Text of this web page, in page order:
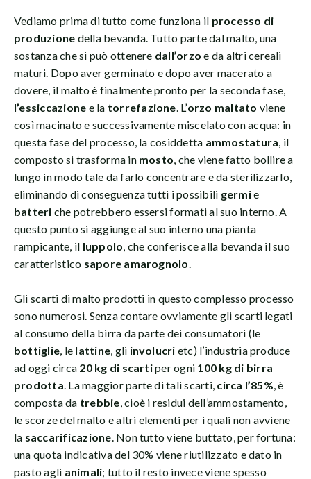
Vediamo prima di tutto come funziona il processo di
produzione della bevanda. Tutto parte dal malto, una
sostanza che si può ottenere dall’orzo e da altri cereali
maturi. Dopo aver germinato e dopo aver macerato a
dovere, il malto è finalmente pronto per la seconda fase,
l’essiccazione e la torrefazione. L’orzo maltato viene
così macinato e successivamente miscelato con acqua: in
questa fase del processo, la cosiddetta ammostatura, il
composto si trasforma in mosto, che viene fatto bollire a
lungo in modo tale da farlo concentrare e da sterilizzarlo,
eliminando di conseguenza tutti i possibili germie
batteri che potrebbero essersi formati al suo interno. A
questo punto si aggiunge al suo interno una pianta
rampicante, il luppolo, che conferisce alla bevanda il suo
caratteristico sapore amarognolo.
Gli scarti di malto prodotti in questo complesso processo
sono numerosi. Senza contare ovviamente gli scarti legati
al consumo della birra da parte dei consumatori (le
bottiglie, le lattine, gli involucri etc) l’industria produce
ad oggi circa 20 kg di scartiper ogni 100 kg di birra
prodotta. La maggior parte di tali scarti, circa l’85%, è
composta da trebbie, cioè i residui dell’ammostamento,
le scorze del malto e altri elementi per i quali non avviene
la saccarificazione. Non tutto viene buttato, per fortuna:
una quota indicativa del 30% viene riutilizzato e dato in
pasto agli animali; tutto il resto invece viene spesso